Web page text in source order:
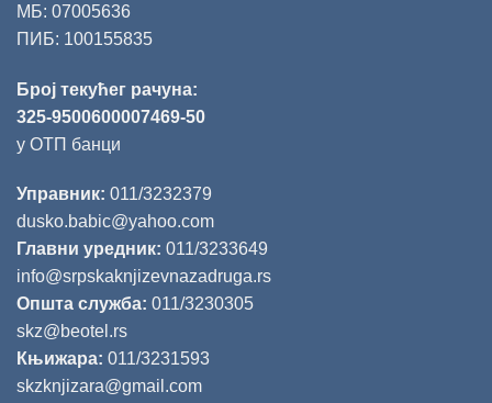
МБ: 07005636
ПИБ: 100155835
Број текућег рачуна:
325-9500600007469-50
у ОТП банци
Управник: 011/3232379
dusko.babic@yahoo.com
Главни уредник: 011/3233649
info@srpskaknjizevnazadruga.rs
Општа служба: 011/3230305
skz@beotel.rs
Књижара: 011/3231593
skzknjizara@gmail.com